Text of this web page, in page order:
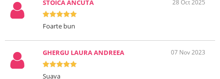
STOICA ANCUTA 28 Oct 2025
Foarte bun
GHERGU LAURA ANDREEA 07 Nov 2023
Suava